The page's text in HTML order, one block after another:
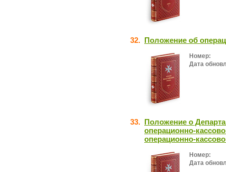
32. Положение об
Номер:
Дата
33. Положение о
операционно-
операционно-
Номер:
Дата